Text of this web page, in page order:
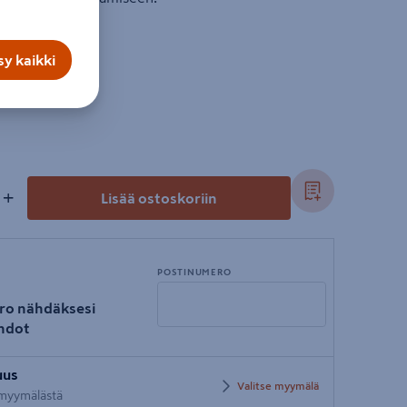
+ Lisää ostoskoriin
nähdäksesi
POSTINUMERO
postinumero
Valitse myymälä
kaikki